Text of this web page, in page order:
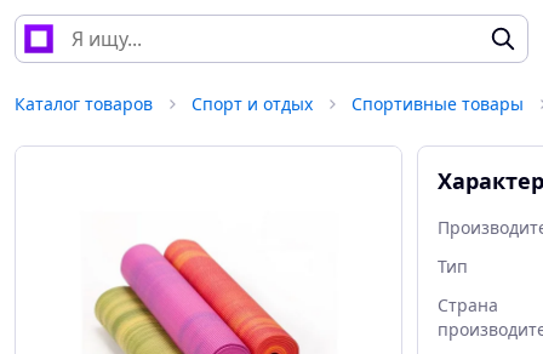
Каталог товаров Спорт и отдых Спортивные товары
Тип
Страна